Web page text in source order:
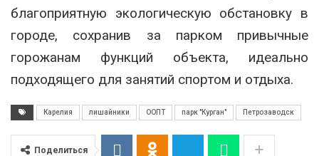
благоприятную экологическую обстановку в
городе, сохранив за парком привычные
горожанам функций объекта, идеально
подходящего для занятий спортом и отдыха.
Карелия лишайники ООПТ парк "Курган" Петрозаводск
Поделиться